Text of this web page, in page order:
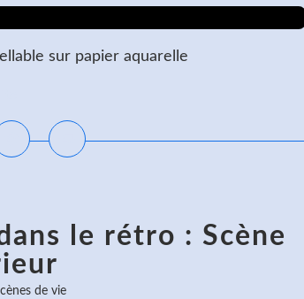
sur papier aquarelle
le rétro : Scène
de vie